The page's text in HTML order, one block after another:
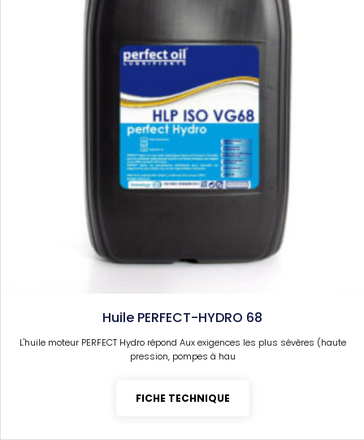
Huile PERFECT-HYDRO 68
L'huile moteur PERFECT Hydro répond Aux exigences les plus sévères (haute
pression, pompes à hau
FICHE TECHNIQUE